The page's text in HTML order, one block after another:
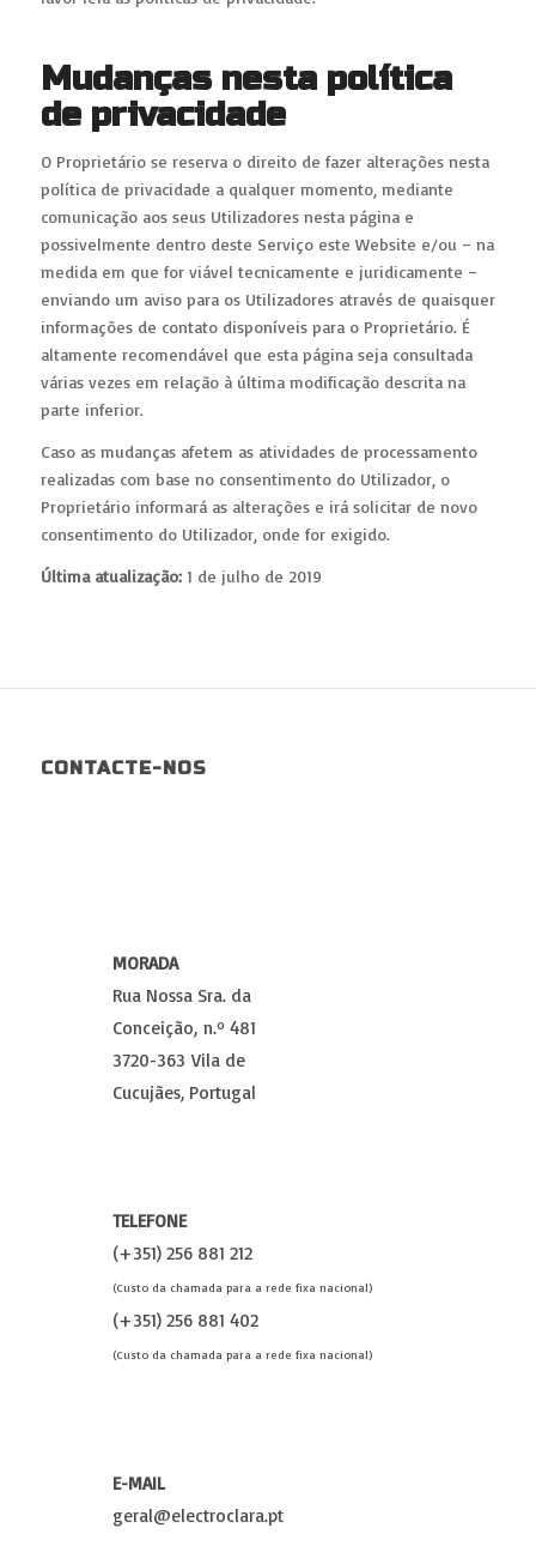
Mudanças nesta política
de privacidade
O Proprietário se reserva o direito de fazer alterações nesta
política de privacidade a qualquer momento, mediante
comunicação aos seus Utilizadores nesta página e
possivelmente dentro deste Serviço este Website e/ou – na
medida em que for viável tecnicamente e juridicamente –
enviando um aviso para os Utilizadores através de quaisquer
informações de contato disponíveis para o Proprietário. É
altamente recomendável que esta página seja consultada
várias vezes em relação à última modificação descrita na
parte inferior.
Caso as mudanças afetem as atividades de processamento
realizadas com base no consentimento do Utilizador, o
Proprietário informará as alterações e irá solicitar de novo
consentimento do Utilizador, onde for exigido.
Última atualização:1 de julho de 2019
CONTACTE-NOS
MORADA
Rua Nossa Sra. da
Conceição, n.º 481
3720-363 Vila de
Cucujães, Portugal
TELEFONE
(+351) 256 881 212
(Custo da chamada para a rede fixa nacional)
(+351) 256 881 402
(Custo da chamada para a rede fixa nacional)
E-MAIL
geral@electroclara.pt